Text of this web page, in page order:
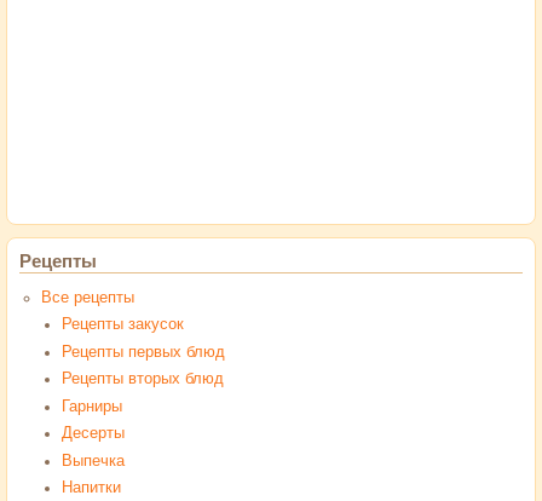
Рецепты
Все рецепты
Рецепты закусок
Рецепты первых блюд
Рецепты вторых блюд
Гарниры
Десерты
Выпечка
Напитки